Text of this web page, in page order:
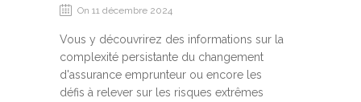
On 11 décembre 2024
Vous y découvrirez des informations sur la
complexité persistante du changement
d'assurance emprunteur ou encore les
défis à relever sur les risques extrêmes